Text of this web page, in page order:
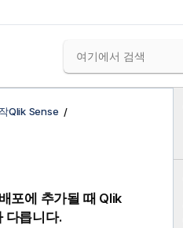
Qlik Sense
포에 추가될 때 Qlik
다릅니다.